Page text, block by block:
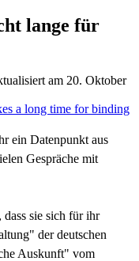
lange für
am 20. Oktober
a long time for binding
ein Datenpunkt aus
Gespräche mit
dass sie sich für ihr
der deutschen
Auskunft" vom